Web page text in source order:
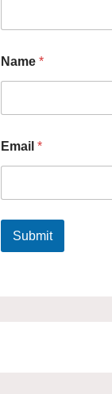
Name *
Email *
Submit